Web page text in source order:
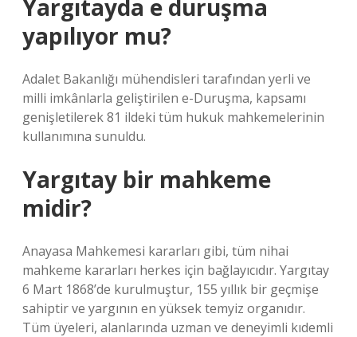
Yargıtayda e duruşma
yapılıyor mu?
Adalet Bakanlığı mühendisleri tarafından yerli ve
milli imkânlarla geliştirilen e-Duruşma, kapsamı
genişletilerek 81 ildeki tüm hukuk mahkemelerinin
kullanımına sunuldu.
Yargıtay bir mahkeme
midir?
Anayasa Mahkemesi kararları gibi, tüm nihai
mahkeme kararları herkes için bağlayıcıdır. Yargıtay
6 Mart 1868’de kurulmuştur, 155 yıllık bir geçmişe
sahiptir ve yargının en yüksek temyiz organıdır.
Tüm üyeleri, alanlarında uzman ve deneyimli kıdemli